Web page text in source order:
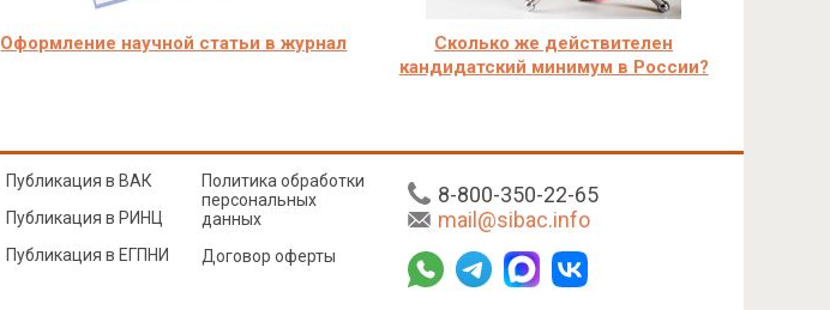
Оформление научной статьи в журнал
Сколько же действителен
кандидатский минимум в России?
8-800-350-22-65
mail@sibac.info
Публикация в ВАК
Публикация в РИНЦ
Публикация в ЕГПНИ
Политика обработки
персональных
данных
Договор оферты